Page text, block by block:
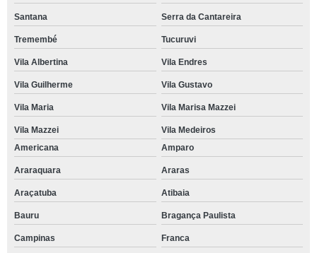
Santana Serra da Cantareira
Tremembé Tucuruvi
Vila Albertina Vila Endres
Vila Guilherme Vila Gustavo
Vila Maria Vila Marisa Mazzei
Vila Mazzei
Vila Medeiros
Americana
Amparo
Araraquara Araras
Araçatuba Atibaia
Bauru Bragança Paulista
Campinas Franca